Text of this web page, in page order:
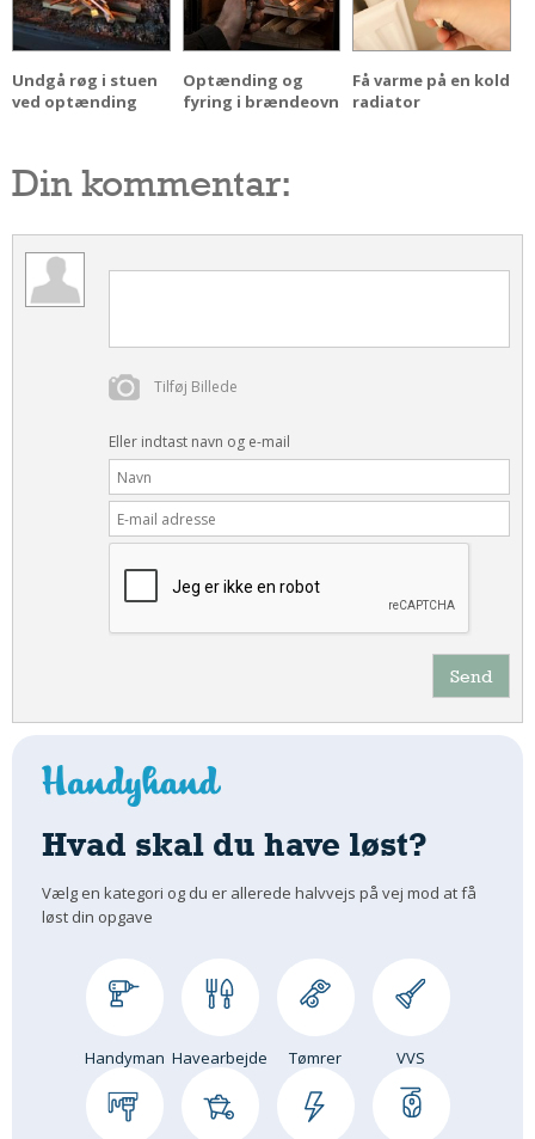
Undgå røg i stuen
ved optænding
Optænding og
fyring i brændeovn
Få varme på en kold
radiator
Din kommentar:
Tilføj Billede
Eller indtast navn og e-mail
Send
Hvad skal du have løst?
Vælg en kategori og du er allerede halvvejs på vej mod at få
løst din opgave
Handyman Havearbejde Tømrer VVS